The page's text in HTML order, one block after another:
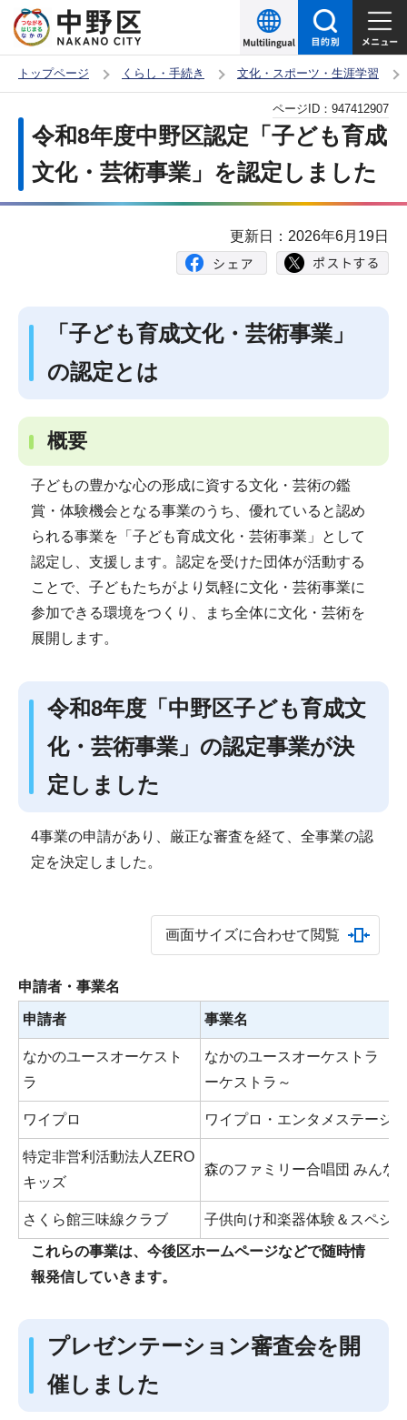
の
ー
トップページ くらし・手続き 文化・スポーツ・生涯学習
か
令和8年度中野区認定「子ども育成
文化・芸術事業」を認定しました
ページID： 947412907
更新日：2026年6月19日
「子ども育成文化・芸術事業」
の認定とは
概要
子どもの豊かな心の形成に資する文化・芸術の鑑
賞・体験機会となる事業のうち、優れていると認め
られる事業を「子ども育成文化・芸術事業」として
認定し、支援します。認定を受けた団体が活動する
ことで、子どもたちがより気軽に文化・芸術事業に
参加できる環境をつくり、まち全体に文化・芸術を
展開します。
令和8年度「中野区子ども育成文
化・芸術事業」の認定事業が決
定しました
4事業の申請があり、厳正な審査を経て、全事業の認
定を決定しました。
画面サイズに合わせて閲覧
申請者・事業名
申請者 事業名
なかのユースオーケスト
ラ
なかのユースオーケストラ
ーケストラ～
ワイプロ ワイプロ・エンタメステージ
特定非営利活動法人ZERO
キッズ
森のファミリー合唱団 みんな
さくら館三味線クラブ 子供向け和楽器体験＆スペ
これらの事業は、今後区ホームページなどで随時情
報発信していきます。
プレゼンテーション審査会を開
催しました